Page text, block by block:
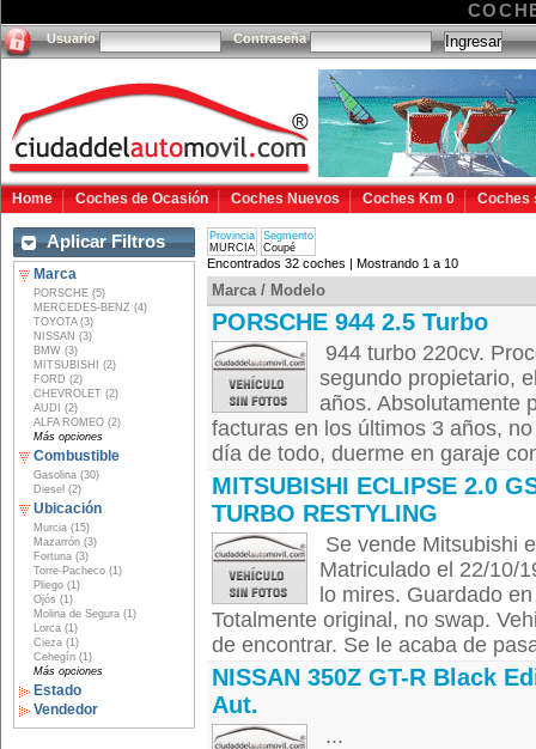
Usuario Contraseña
Home Coches de Ocasión Coches Nuevos Coches Km 0 Coches
Aplicar Filtros
Marca
PORSCHE (5)
MERCEDES-BENZ (4)
TOYOTA (3)
NISSAN (3)
BMW (3)
MITSUBISHI (2)
FORD (2)
CHEVROLET (2)
AUDI (2)
ALFA ROMEO (2)
Más opciones
Combustible
Gasolina (30)
Diesel (2)
Ubicación
Murcia (15)
Mazarrón (3)
Fortuna (3)
Torre-Pacheco (1)
Pliego (1)
Ojós (1)
Molina de Segura (1)
Lorca (1)
Cieza (1)
Cehegín (1)
Más opciones
Estado
Vendedor
Provincia
MURCIA
Segmento
Coupé
Encontrados 32 coches | Mostrando 1 a 10
Marca / Modelo
PORSCHE 944 2.5 Turbo
944 turbo 220cv.
segundo propietario,
años. Absolutamente
facturas en los últimos 3 años,
día de todo, duerme en garaje
MITSUBISHI ECLIPSE 2.0
TURBO RESTYLING
Se vende Mitsubishi
Matriculado el 22/10/
lo mires. Guardado
Totalmente original, no swap.
de encontrar. Se le acaba de
NISSAN 350Z GT-R Black
Aut.
...